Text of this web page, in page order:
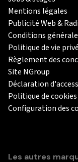
Mentions légales
Publicité Web &
Conditions
Politique de vie
Règlement des
Site NGroup
Déclaration
Politique de cookies
Configuration des
Les autres